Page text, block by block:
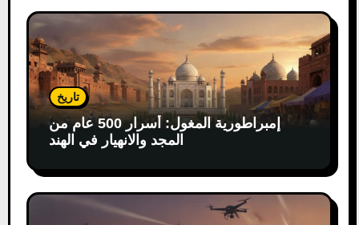
تاريخ
إمبراطورية المغول: أسرار 500 عام من
المجد والانهيار في الهند